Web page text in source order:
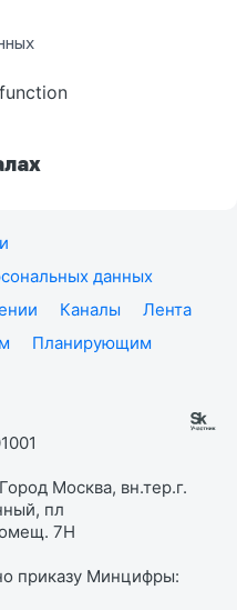
данных
Каналы
Лента
Планирующим
Москва, вн.тер.г.
пл
7Н
приказу Минцифры: